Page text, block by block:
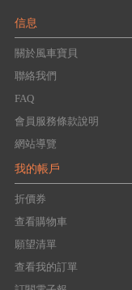
信息
關於風車寶貝
聯絡我們
FAQ
會員服務條款說明
網站導覽
我的帳戶
折價券
查看購物車
願望清單
查看我的訂單